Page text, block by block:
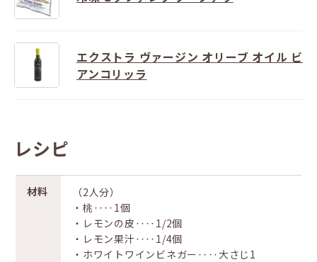
エクストラ ヴァージン オリーブ オイル ビ
アンコリッラ
レシピ
材料
（2人分）
・桃‥‥1個
・レモンの皮‥‥1/2個
・レモン果汁‥‥1/4個
・ホワイトワインビネガー‥‥大さじ1